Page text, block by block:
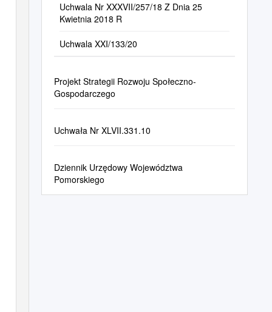
Uchwala Nr XXXVII/257/18 Z Dnia 25
Kwietnia 2018 R
Uchwala XXI/133/20
Projekt Strategii Rozwoju Społeczno-
Gospodarczego
Uchwała Nr XLVII.331.10
Dziennik Urzędowy Województwa
Pomorskiego